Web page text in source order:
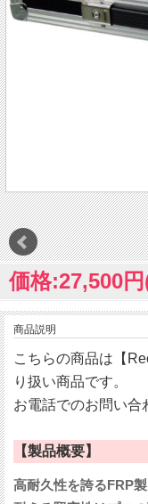
価格:27,500
商品説明
こちらの商品は【
り扱い商品です。
お電話でのお問い合
【製品概要】
高耐久性を誇るFRP